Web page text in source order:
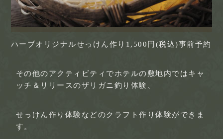
ハーブオリジナルせっけん作り1,500円(税込)事前予約
その他のアクティビティでホテルの敷地内ではキャ
ッチ＆リリースのザリガニ釣り体験、
せっけん作り体験などのクラフト作り体験ができま
す。